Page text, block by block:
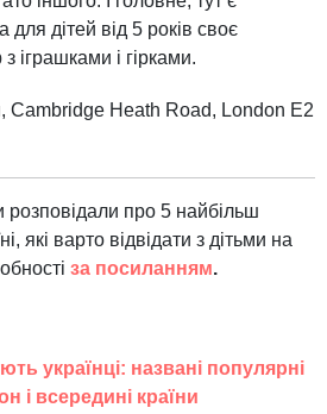
для дітей від 5 років своє
іграшками і гірками.
Cambridge Heath Road, London E2
про 5 найбільш
які варто відвідати з дітьми на
за посиланням.
українці: названі популярні
і всередині країни